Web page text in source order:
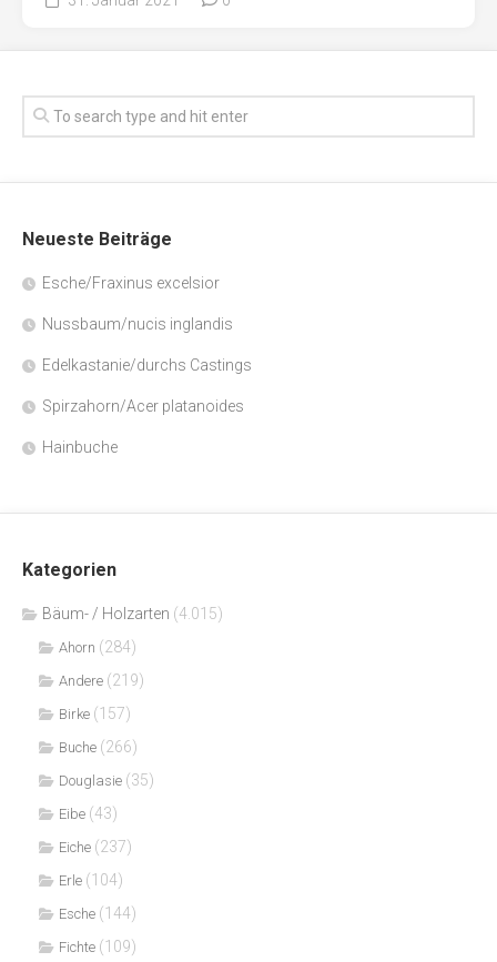
Neueste Beiträge
Esche/Fraxinus excelsior
Nussbaum/nucis inglandis
Edelkastanie/durchs Castings
Spirzahorn/Acer platanoides
Hainbuche
Kategorien
Bäum- / Holzarten (4.015)
Ahorn (284)
Andere (219)
Birke (157)
Buche (266)
Douglasie (35)
Eibe (43)
Eiche (237)
Erle (104)
Esche (144)
Fichte (109)